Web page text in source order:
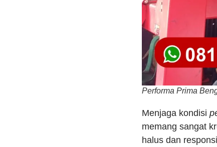
Performa Prima
Menjaga kondisi
memang sangat
halus dan